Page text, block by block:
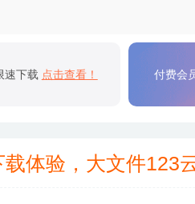
速下载 点击查看！ 付费会
载体验，大文件